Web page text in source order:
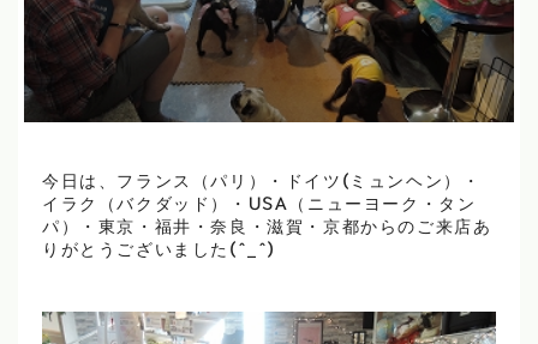
今日は、フランス（パリ）・ドイツ(ミュンヘン）・
イラク（バクダッド）・USA（ニューヨーク・タン
パ）・東京・福井・奈良・滋賀・京都からのご来店あ
りがとうございました(^_^)